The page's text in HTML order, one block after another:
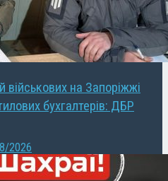
військових на Запоріжжі
бухгалтерів: ДБР
2026